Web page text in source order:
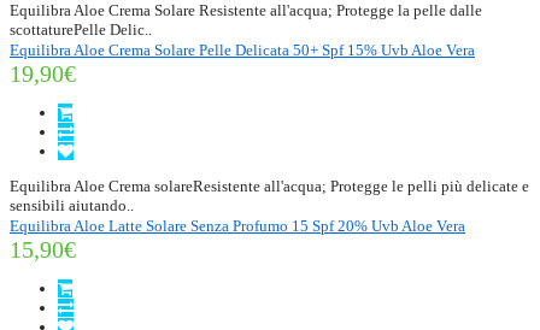
Equilibra Aloe Crema Solare Resistente all'acqua; Protegge la pelle dalle
scottaturePelle Delic..
Equilibra Aloe Crema Solare Pelle Delicata 50+ Spf 15% Uvb Aloe Vera
19,90€
Equilibra Aloe Crema solareResistente all'acqua; Protegge le pelli più delicate e
sensibili aiutando..
Equilibra Aloe Latte Solare Senza Profumo 15 Spf 20% Uvb Aloe Vera
15,90€